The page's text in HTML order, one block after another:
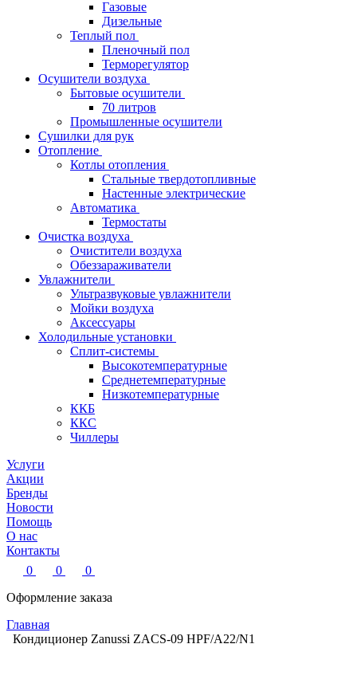
Газовые
Дизельные
Теплый пол
Пленочный пол
Терморегулятор
Осушители воздуха
Бытовые осушители
70 литров
Промышленные осушители
Сушилки для рук
Отопление
Котлы отопления
Стальные твердотопливные
Настенные электрические
Автоматика
Термостаты
Очистка воздуха
Очистители воздуха
Обеззараживатели
Увлажнители
Ультразвуковые увлажнители
Мойки воздуха
Аксессуары
Холодильные установки
Сплит-системы
Высокотемпературные
Среднетемпературные
Низкотемпературные
ККБ
ККС
Чиллеры
Услуги
Акции
Бренды
Новости
Помощь
О нас
Контакты
0
0
0
Оформление заказа
Главная
Кондиционер Zanussi ZACS-09 HPF/A22/N1